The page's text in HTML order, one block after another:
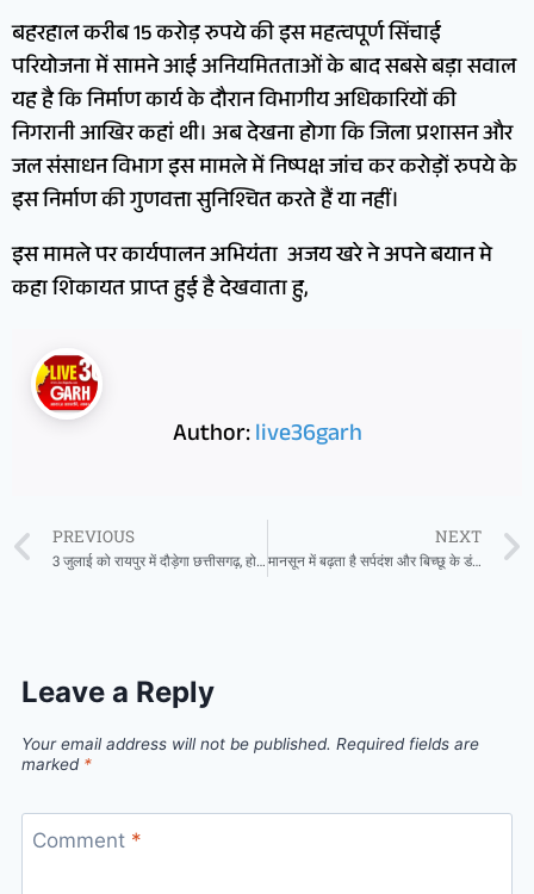
बहरहाल करीब 15 करोड़ रुपये की इस महत्वपूर्ण सिंचाई
परियोजना में सामने आई अनियमितताओं के बाद सबसे बड़ा सवाल
यह है कि निर्माण कार्य के दौरान विभागीय अधिकारियों की
निगरानी आखिर कहां थी। अब देखना होगा कि जिला प्रशासन और
जल संसाधन विभाग इस मामले में निष्पक्ष जांच कर करोड़ों रुपये के
इस निर्माण की गुणवत्ता सुनिश्चित करते हैं या नहीं।
इस मामले पर कार्यपालन अभियंता अजय खरे ने अपने बयान मे
कहा शिकायत प्राप्त हुई है देखवाता हु,
Author:live36garh
PREVIOUS
3 जुलाई को रायपुर में दौड़ेगा छत्तीसगढ़, होगा भव्य ‘सहकार संकल्प दौड़’ का आयोजन
NEXT
मानसून में बढ़ता है सर्पदंश और बिच्छू के डंक का खतरा: सरायपाली के ‘ओम हॉस्पिटल’ में संपूर्ण इलाज उपलब्ध
Leave a Reply
Your email address will not be published. Required fields are
marked *
Comment *